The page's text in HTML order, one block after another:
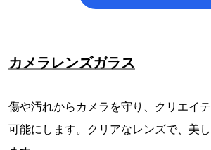
カメラレンズガラス
傷や汚れからカメラを守り、クリエイ
可能にします。クリアなレンズで、美